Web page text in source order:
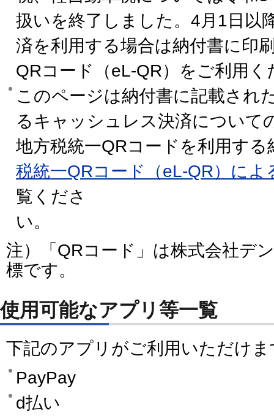
扱いを終了しました。4月1日以
済を利用する場合は納付書に印
QRコード（eL-QR）をご利用く
このページは納付書に記載され
るキャッシュレス決済について
地方税統一QRコードを利用す
税統一QRコード（eL-QR）によ
覧くださ
注）「QRコード」は株式会社デ
標です。
使用可能なアプリ等一覧
下記のアプリがご利用いただけま
PayPay
d払い